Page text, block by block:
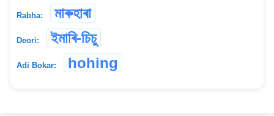
Rabha: মাৰুহাৰা
Deori: ইমাৰি-চিচু
Adi Bokar: hohing